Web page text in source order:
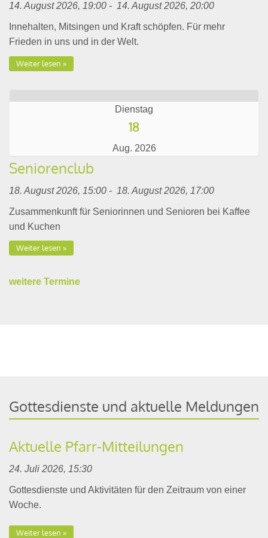
14. August 2026, 19:00 - 14. August 2026, 20:00
Innehalten, Mitsingen und Kraft schöpfen. Für mehr
Frieden in uns und in der Welt.
Weiter lesen
Dienstag
18
Aug. 2026
Seniorenclub
18. August 2026, 15:00 - 18. August 2026, 17:00
Zusammenkunft für Seniorinnen und Senioren bei Kaffee
und Kuchen
Weiter lesen
weitere Termine
Gottesdienste und aktuelle Meldungen
Aktuelle Pfarr-Mitteilungen
24. Juli 2026, 15:30
Gottesdienste und Aktivitäten für den Zeitraum von einer
Woche.
Weiter lesen